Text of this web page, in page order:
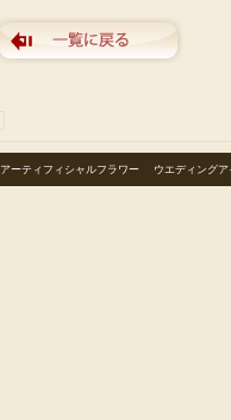
アーティフィシャルフラワー｜ ウエディングア